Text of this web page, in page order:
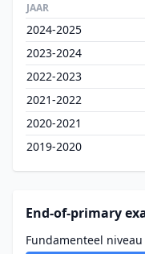
JAAR
2024-2025
2023-2024
2022-2023
2021-2022
2020-2021
2019-2020
End-of-primary
Fundamenteel niveau